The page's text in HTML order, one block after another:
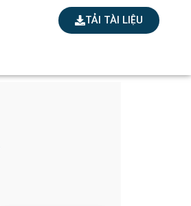
TẢI TÀI LIỆU